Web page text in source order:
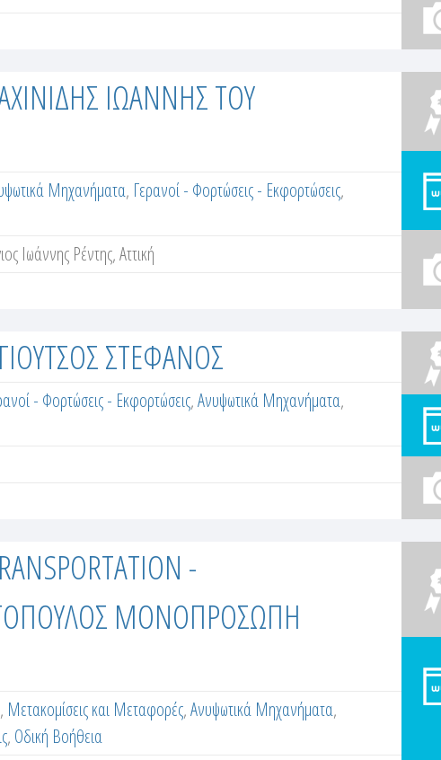
ΙΩΑΝΝΗΣ ΤΟΥ
Μηχανήματα, Γερανοί - Φορτώσεις - Εκφορτώσεις,
Ιωάννης Ρέντης, Αττική
ΣΤΕΦΑΝΟΣ
- Φορτώσεις - Εκφορτώσεις,Ανυψωτικά Μηχανήματα,
-
ΜΟΝΟΠΡΟΣΩΠΗ
, Μετακομίσεις και Μεταφορές,Ανυψωτικά Μηχανήματα,
, Οδική Βοήθεια